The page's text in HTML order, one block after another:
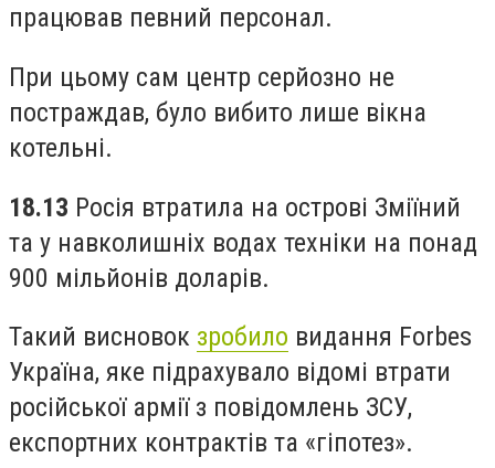
працював певний персонал.
При цьому сам центр серйозно не
постраждав, було вибито лише вікна
котельні.
18.13 Росія втратила на острові Зміїний
та у навколишніх водах техніки на понад
900 мільйонів доларів.
Такий висновок зробило видання Forbes
Україна, яке підрахувало відомі втрати
російської армії з повідомлень ЗСУ,
експортних контрактів та «гіпотез».